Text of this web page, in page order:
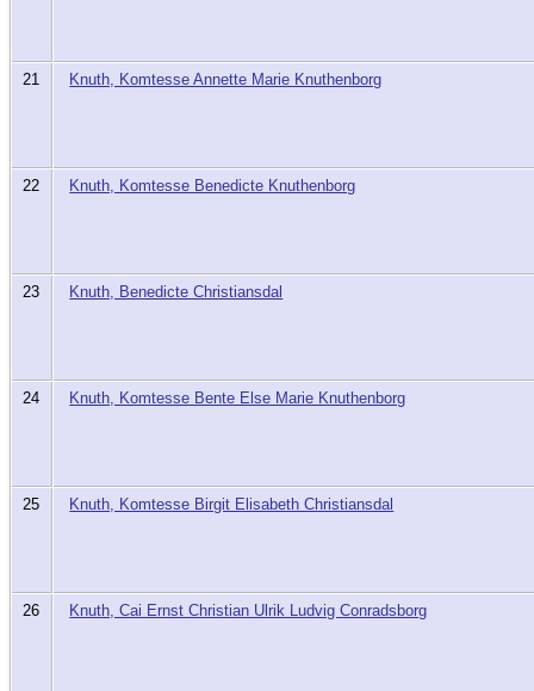
21 Knuth, Komtesse Annette Marie Knuthenborg
22 Knuth, Komtesse Benedicte Knuthenborg
23 Knuth, Benedicte Christiansdal
24 Knuth, Komtesse Bente Else Marie Knuthenborg
25 Knuth, Komtesse Birgit Elisabeth Christiansdal
26 Knuth, Cai Ernst Christian Ulrik Ludvig Conradsborg